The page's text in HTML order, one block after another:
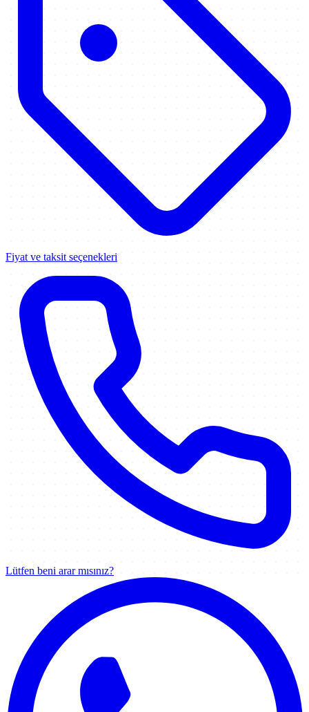
Fiyat ve taksit seçenekleri
Lütfen beni arar mısınız?